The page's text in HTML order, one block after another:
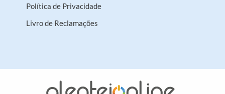
Política de Privacidade
Livro de Reclamações